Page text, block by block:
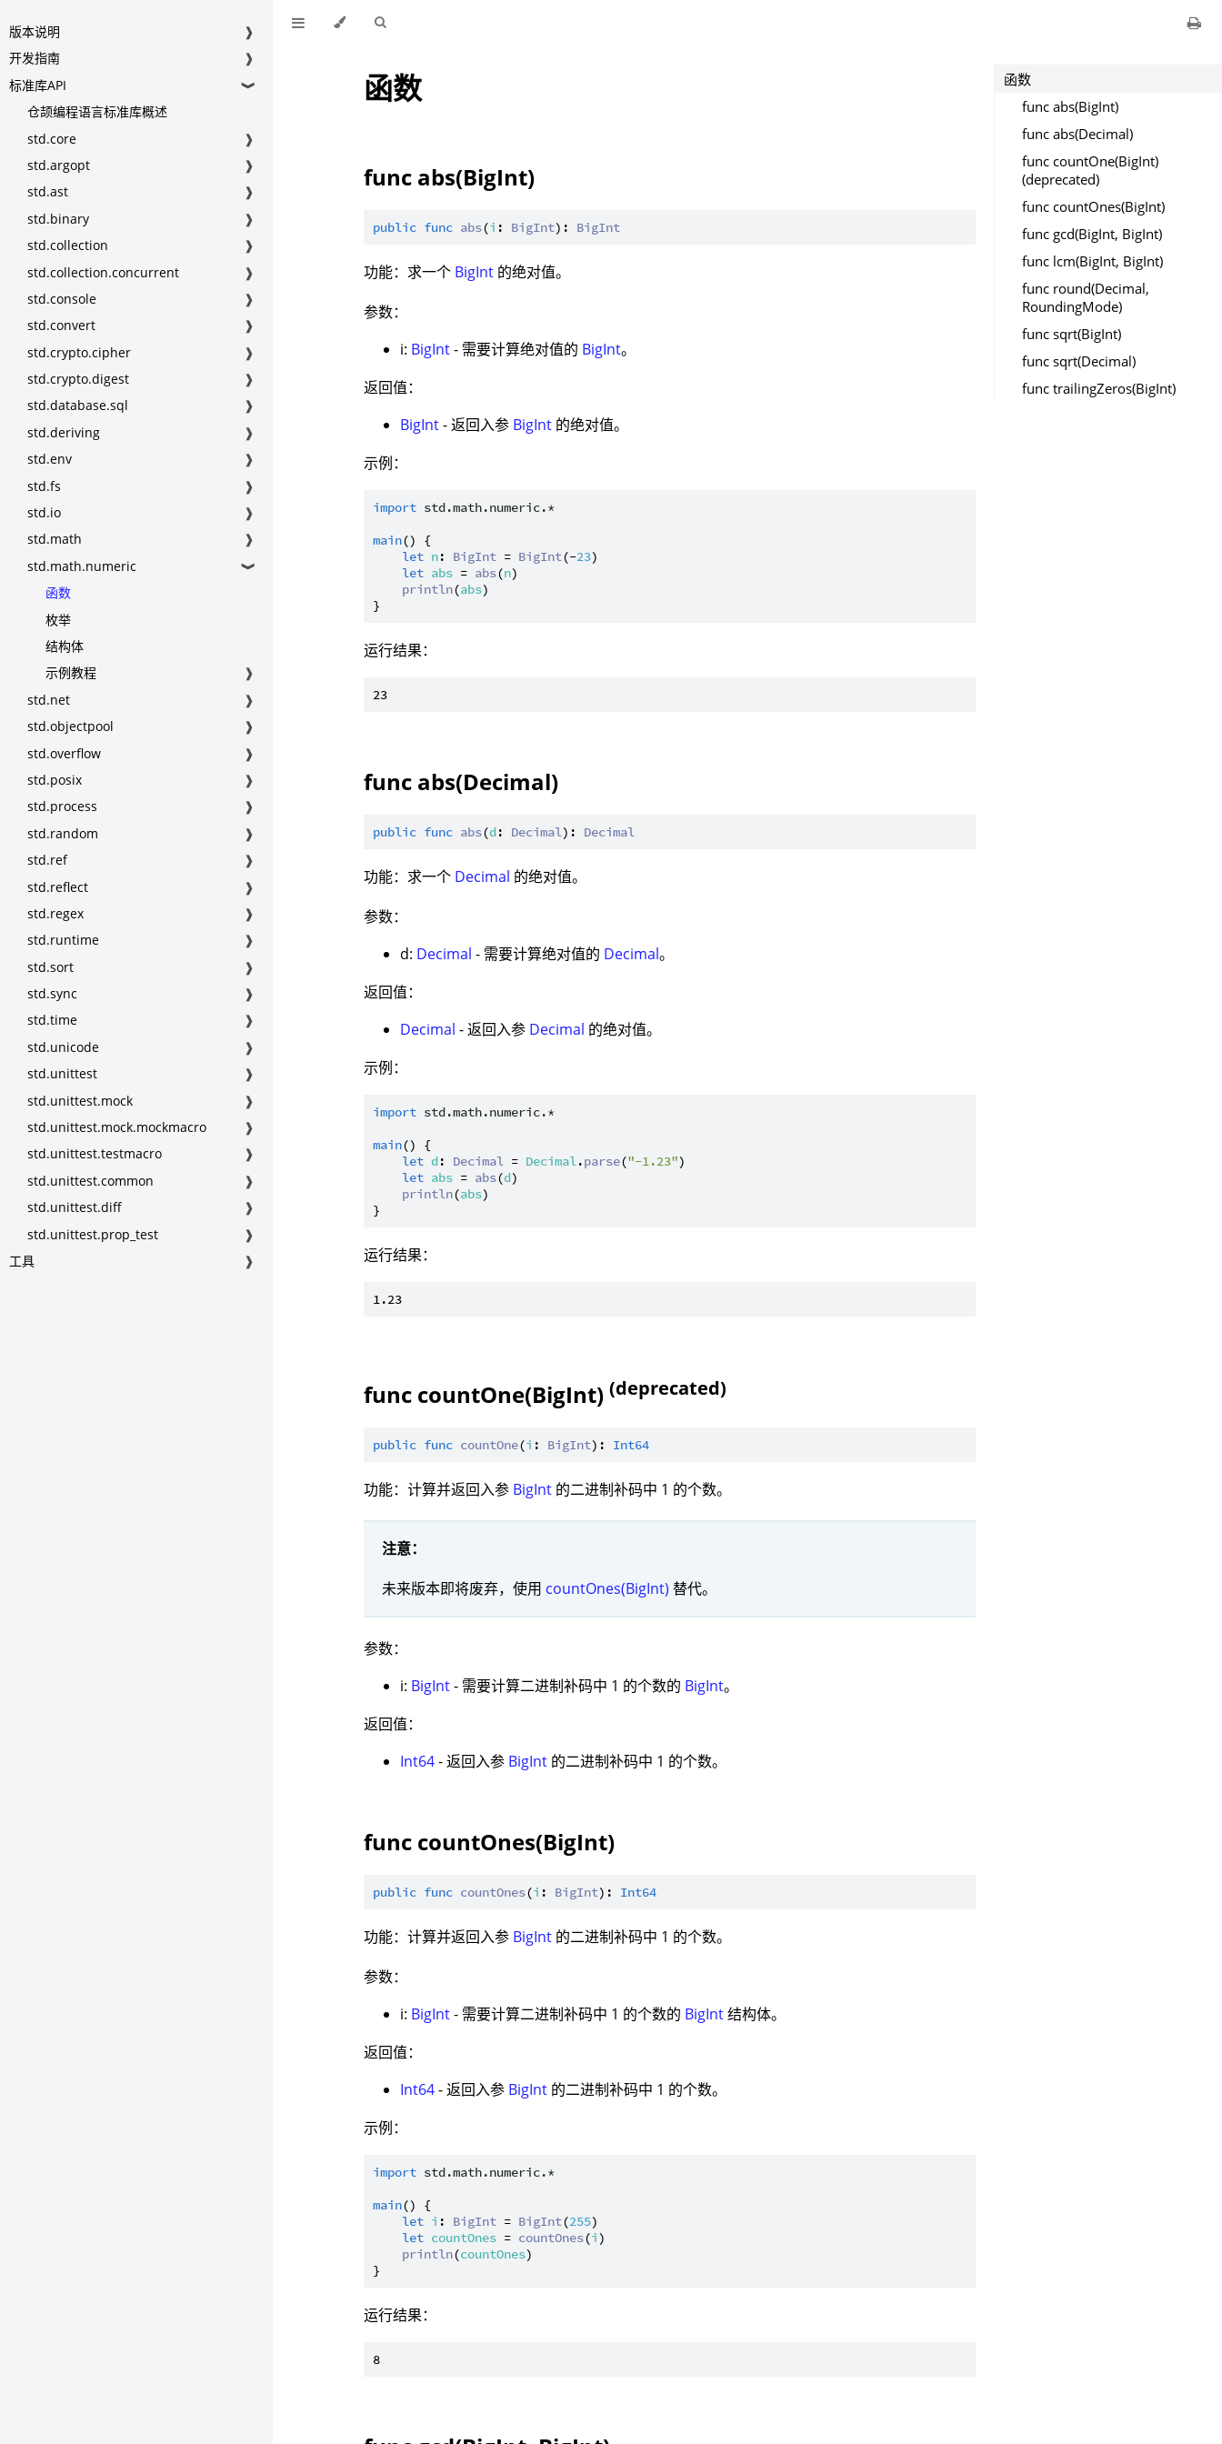
版本说明
❱
开发指南
❱
标准库API
❱
仓颉编程语言标准库概述
std.core
❱
std.argopt
❱
std.ast
❱
std.binary
❱
std.collection
❱
std.collection.concurrent
❱
std.console
❱
std.convert
❱
std.crypto.cipher
❱
std.crypto.digest
❱
std.database.sql
❱
std.deriving
❱
std.env
❱
std.fs
❱
std.io
❱
std.math
❱
std.math.numeric
❱
函数
枚举
结构体
示例教程
❱
std.net
❱
std.objectpool
❱
std.overflow
❱
std.posix
❱
std.process
❱
std.random
❱
std.ref
❱
std.reflect
❱
std.regex
❱
std.runtime
❱
std.sort
❱
std.sync
❱
std.time
❱
std.unicode
❱
std.unittest
❱
std.unittest.mock
❱
std.unittest.mock.mockmacro
❱
std.unittest.testmacro
❱
std.unittest.common
❱
std.unittest.diff
❱
std.unittest.prop_test
❱
工具
❱
函数
func abs(BigInt)
public func abs(i : BigInt): BigInt
功能：求一个 BigInt 的绝对值。
参数：
i: BigInt- 需要计算绝对值的 BigInt。
返回值：
BigInt- 返回入参 BigInt 的绝对值。
示例：
import std.math.numeric.*
main() {
let n: BigInt = BigInt(-23)
let abs = abs(n)
println(abs)
运行结果：
func abs(Decimal)
public func abs(d: Decimal): Decimal
功能：求一个 Decimal 的绝对值。
参数：
d: Decimal - 需要计算绝对值的 Decimal。
返回值：
Decimal - 返回入参 Decimal 的绝对值。
示例：
import std.math.numeric.*
main() {
let d: Decimal = Decimal.parse("-1.23")
let abs = abs(d)
println(abs)
运行结果：
func countOne(BigInt)(deprecated)
public func countOne(i : BigInt): Int64
功能：计算并返回入参 BigInt 的二进制补码中 1 的个数。
注意：
未来版本即将废弃，使用 countOnes(BigInt) 替代。
参数：
i: BigInt- 需要计算二进制补码中 1 的个数的 BigInt。
返回值：
Int64- 返回入参 BigInt 的二进制补码中 1 的个数。
func countOnes(BigInt)
public func countOnes(i : BigInt): Int64
功能：计算并返回入参 BigInt 的二进制补码中 1 的个数。
参数：
i: BigInt- 需要计算二进制补码中 1 的个数的 BigInt结构体。
返回值：
Int64- 返回入参 BigInt 的二进制补码中 1 的个数。
示例：
import std.math.numeric.*
main() {
let i : BigInt = BigInt(255)
let countOnes = countOnes(i )
println(countOnes)
运行结果：
函数
func abs(BigInt)
func abs(Decimal)
func countOne(BigInt)
(deprecated)
func countOnes(BigInt)
func gcd(BigInt, BigInt)
func lcm(BigInt, BigInt)
func round(Decimal,
RoundingMode)
func sqrt(BigInt)
func sqrt(Decimal)
func trailingZeros(BigInt)